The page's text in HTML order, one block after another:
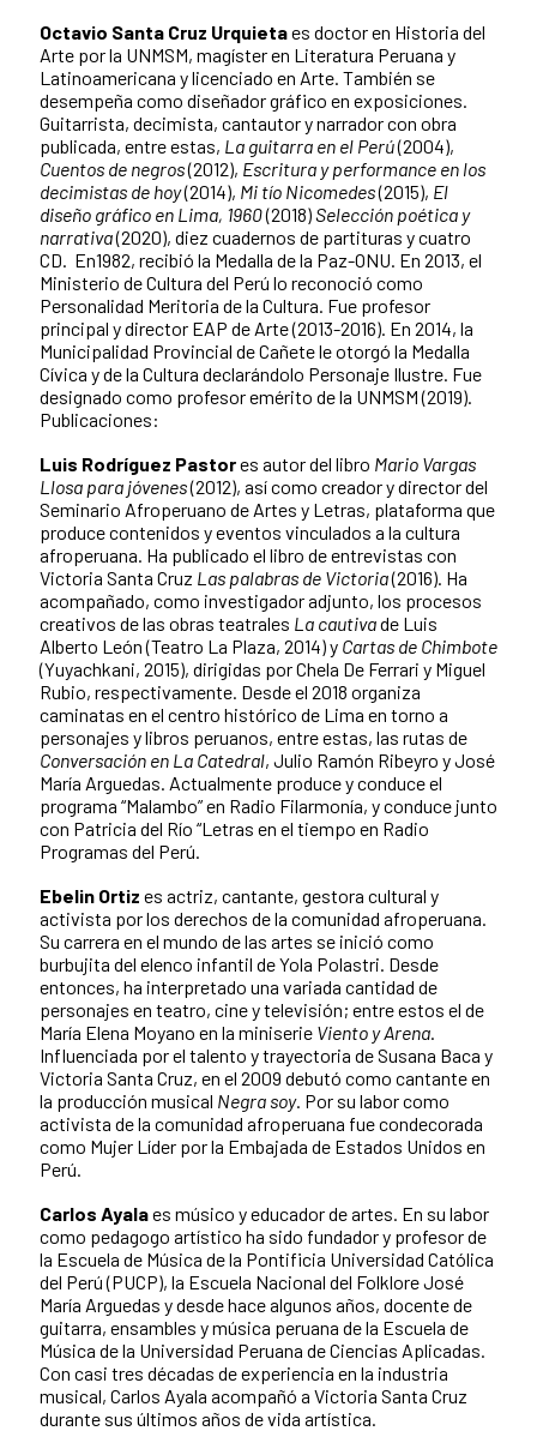
Octavio Santa Cruz Urquietaes doctor en Historia del
Arte por la UNMSM, magíster en Literatura Peruana y
Latinoamericana y licenciado en Arte. También se
desempeña como diseñador gráfico en exposiciones.
Guitarrista, decimista, cantautor y narrador con obra
publicada, entre estas, La guitarra en el Perú(2004),
Cuentos de negros(2012), Escritura y performance en los
decimistas de hoy(2014), Mi tío Nicomedes(2015), El
diseño gráfico en Lima, 1960(2018)Selección poética y
narrativa(2020), diez cuadernos de partituras y cuatro
CD. En1982, recibió la Medalla de la Paz-ONU. En 2013, el
Ministerio de Cultura del Perú lo reconoció como
Personalidad Meritoria de la Cultura. Fue profesor
principal y director EAP de Arte (2013-2016). En 2014, la
Municipalidad Provincial de Cañete le otorgó la Medalla
Cívica y de la Cultura declarándolo Personaje Ilustre. Fue
designado como profesor emérito de la UNMSM (2019).
Publicaciones:
Luis Rodríguez Pastores autor del libro Mario Vargas
Llosa para jóvenes(2012), así como creador y director del
Seminario Afroperuano de Artes y Letras, plataforma que
produce contenidos y eventos vinculados a la cultura
afroperuana. Ha publicado el libro de entrevistas con
Victoria Santa Cruz Las palabras de Victoria(2016). Ha
acompañado, como investigador adjunto, los procesos
creativos de las obras teatrales La cautivade Luis
Alberto León (Teatro La Plaza, 2014) y Cartas de Chimbote
(Yuyachkani, 2015), dirigidas por Chela De Ferrari y Miguel
Rubio, respectivamente. Desde el 2018 organiza
caminatas en el centro histórico de Lima en torno a
personajes y libros peruanos, entre estas, las rutas de
Conversación en La Catedral, Julio Ramón Ribeyro y José
María Arguedas. Actualmente produce y conduce el
programa “Malambo” en Radio Filarmonía, y conduce junto
con Patricia del Río “Letras en el tiempo en Radio
Programas del Perú.
Ebelin Ortiz es actriz, cantante, gestora cultural y
activista por los derechos de la comunidad afroperuana.
Su carrera en el mundo de las artes se inició como
burbujita del elenco infantil de Yola Polastri. Desde
entonces, ha interpretado una variada cantidad de
personajes en teatro, cine y televisión; entre estos el de
María Elena Moyano en la miniserie Viento y Arena.
Influenciada por el talento y trayectoria de Susana Baca y
Victoria Santa Cruz, en el 2009 debutó como cantante en
la producción musical Negra soy. Por su labor como
activista de la comunidad afroperuana fue condecorada
como Mujer Líder por la Embajada de Estados Unidos en
Perú.
Carlos Ayalaes músico y educador de artes. En su labor
como pedagogo artístico ha sido fundador y profesor de
la Escuela de Música de la Pontificia Universidad Católica
del Perú (PUCP), la Escuela Nacional del Folklore José
María Arguedas y desde hace algunos años, docente de
guitarra, ensambles y música peruana de la Escuela de
Música de la Universidad Peruana de Ciencias Aplicadas.
Con casi tres décadas de experiencia en la industria
musical, Carlos Ayala acompañó a Victoria Santa Cruz
durante sus últimos años de vida artística.